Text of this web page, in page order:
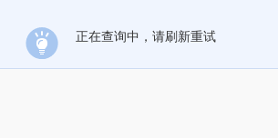
正在查询中，请刷新重试